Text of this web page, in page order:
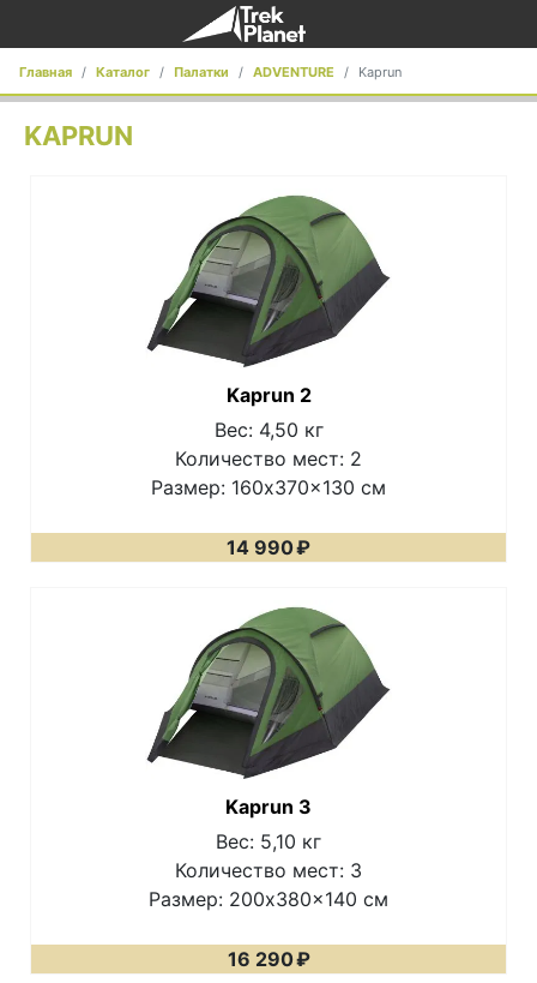
Главная Каталог Палатки ADVENTURE Kaprun
KAPRUN
Kaprun 2
Вес: 4,50 кг
Количество мест: 2
Размер: 160x370x130 см
14 990₽
Kaprun 3
Вес: 5,10 кг
Количество мест: 3
Размер: 200x380x140 см
16 290₽